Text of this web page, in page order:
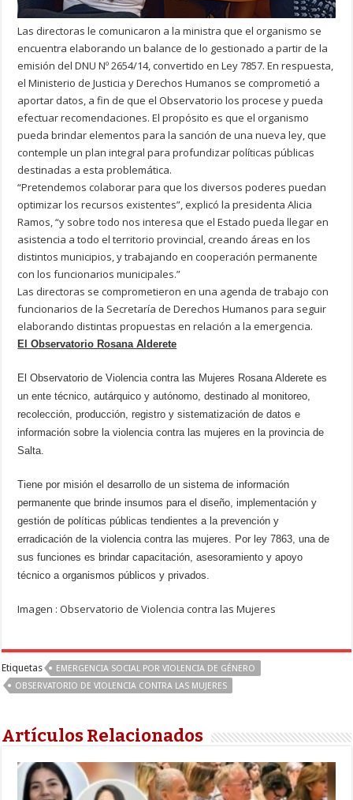
Las directoras le comunicaron a la ministra que el organismo se
encuentra elaborando un balance de lo gestionado a partir de la
emisión del DNU Nº 2654/14, convertido en Ley 7857. En respuesta,
el Ministerio de Justicia y Derechos Humanos se comprometió a
aportar datos, a fin de que el Observatorio los procese y pueda
efectuar recomendaciones. El propósito es que el organismo
pueda brindar elementos para la sanción de una nueva ley, que
contemple un plan integral para profundizar políticas públicas
destinadas a esta problemática.
“Pretendemos colaborar para que los diversos poderes puedan
optimizar los recursos existentes”, explicó la presidenta Alicia
Ramos, “y sobre todo nos interesa que el Estado pueda llegar en
asistencia a todo el territorio provincial, creando áreas en los
distintos municipios, y trabajando en cooperación permanente
con los funcionarios municipales.”
Las directoras se comprometieron en una agenda de trabajo con
funcionarios de la Secretaría de Derechos Humanos para seguir
elaborando distintas propuestas en relación a la emergencia.
El Observatorio Rosana Alderete
El Observatorio de Violencia contra las Mujeres Rosana Alderete es
un ente técnico, autárquico y autónomo, destinado al monitoreo,
recolección, producción, registro y sistematización de datos e
información sobre la violencia contra las mujeres en la provincia de
Salta.
Tiene por misión el desarrollo de un sistema de información
permanente que brinde insumos para el diseño, implementación y
gestión de políticas públicas tendientes a la prevención y
erradicación de la violencia contra las mujeres. Por ley 7863, una de
sus funciones es brindar capacitación, asesoramiento y apoyo
técnico a organismos públicos y privados.
Imagen : Observatorio de Violencia contra las Mujeres
Etiquetas
EMERGENCIA SOCIAL POR VIOLENCIA DE GÉNERO
OBSERVATORIO DE VIOLENCIA CONTRA LAS MUJERES
Artículos Relacionados